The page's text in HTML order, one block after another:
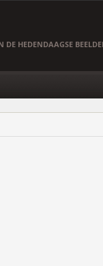
HEDENDAAGSE